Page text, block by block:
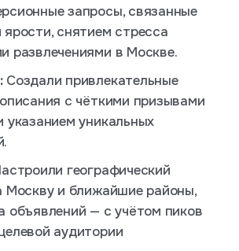
запросы, связанные
снятием стресса
развлечениями в Москве.
Создали привлекательные
с чёткими призывами
указанием уникальных
географический
Москву и ближайшие районы,
объявлений — с учётом пиков
аудитории